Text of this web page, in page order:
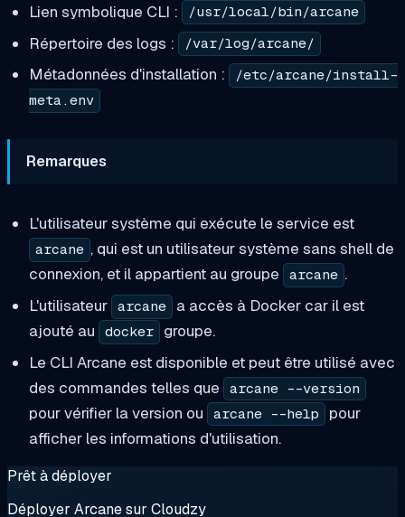
Lien symbolique CLI : /usr/local/bin/arcane
Répertoire des logs : /var/log/arcane/
Métadonnées d'installation :
/etc/arcane/install-
meta.env
Remarques
L'utilisateur système qui exécute le service est
arcane , qui est un utilisateur système sans shell de
connexion, et il appartient au groupe arcane .
L'utilisateur arcane
a accès à Docker car il est
ajouté au docker
groupe.
Le CLI Arcane est disponible et peut être utilisé avec
des commandes telles que arcane --version
pour vérifier la version ou arcane --help
pour
afficher les informations d'utilisation.
Prêt à déployer
Déployer Arcane sur Cloudzy